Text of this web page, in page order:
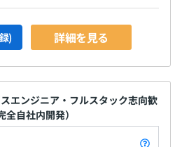
) 詳細を見る
エンジニア・フルスタック志向歓
自社内開発）